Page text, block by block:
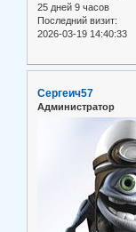
25 дней 9 часов
Последний визит:
2026-03-19 14:40:33
Сергеич57
Администратор